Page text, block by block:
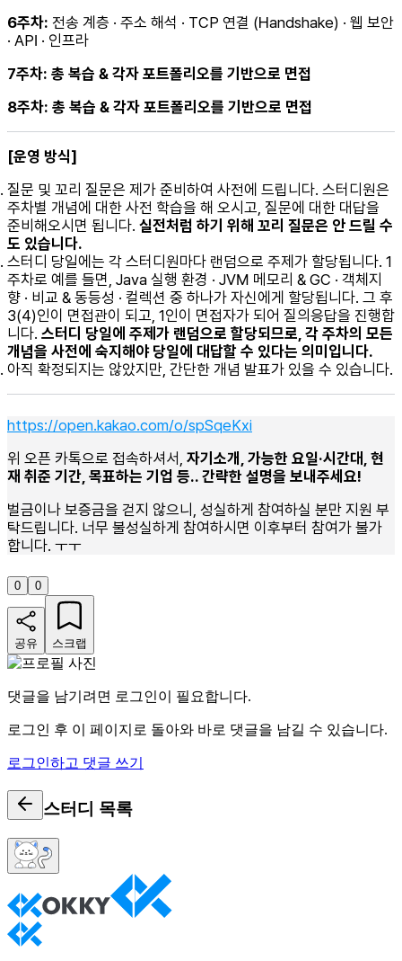
6주차: 전송 계층 · 주소 해석 · TCP 연결 (Handshake) · 웹 보안
· API · 인프라
7주차: 총 복습 & 각자 포트폴리오를 기반으로 면접
8주차: 총 복습 & 각자 포트폴리오를 기반으로 면접
[운영 방식]
질문 및 꼬리 질문은 제가 준비하여 사전에 드립니다. 스터디원은
주차별 개념에 대한 사전 학습을 해 오시고, 질문에 대한 대답을
준비해오시면 됩니다. 실전처럼 하기 위해 꼬리 질문은 안 드릴 수
도 있습니다.
스터디 당일에는 각 스터디원마다 랜덤으로 주제가 할당됩니다. 1
주차로 예를 들면, Java 실행 환경 · JVM 메모리 & GC · 객체지
향 · 비교 & 동등성 · 컬렉션 중 하나가 자신에게 할당됩니다. 그 후
3(4)인이 면접관이 되고, 1인이 면접자가 되어 질의응답을 진행합
니다. 스터디 당일에 주제가 랜덤으로 할당되므로, 각 주차의 모든
개념을 사전에 숙지해야 당일에 대답할 수 있다는 의미입니다.
아직 확정되지는 않았지만, 간단한 개념 발표가 있을 수 있습니다.
https://open.kakao.com/o/spSqeKxi
위 오픈 카톡으로 접속하셔서, 자기소개, 가능한 요일·시간대, 현
재 취준 기간, 목표하는 기업 등.. 간략한 설명을 보내주세요!
벌금이나 보증금을 걷지 않으니, 성실하게 참여하실 분만 지원 부
탁드립니다. 너무 불성실하게 참여하시면 이후부터 참여가 불가
합니다. ㅜㅜ
0 0
공유 스크랩
댓글을 남기려면 로그인이 필요합니다.
로그인 후 이 페이지로 돌아와 바로 댓글을 남길 수 있습니다.
로그인하고 댓글 쓰기
스터디 목록